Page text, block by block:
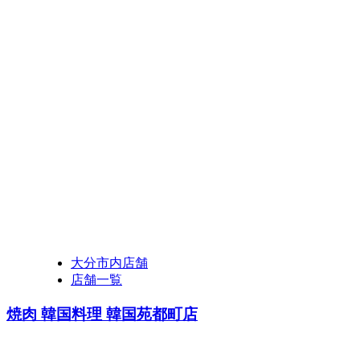
大分市内店舗
店舗一覧
焼肉 韓国料理 韓国苑都町店